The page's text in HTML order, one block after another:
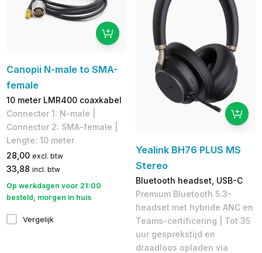
Canopii N-male to SMA-
female
10 meter LMR400 coaxkabel
Connector 1: N-male | ​
Connector 2: SMA-female |
Lengte: 10 meter
28,00 excl. btw
33,88 incl. btw
Op werkdagen voor 21:00
besteld, morgen in huis
Vergelijk
Yealink BH76 PLUS MS
Stereo
Bluetooth headset, USB-C
Premium Bluetooth 5.3-
headset met hybride ANC en
Teams-certificering | Tot 35
uur gesprekstijd en
draadloos opladen via